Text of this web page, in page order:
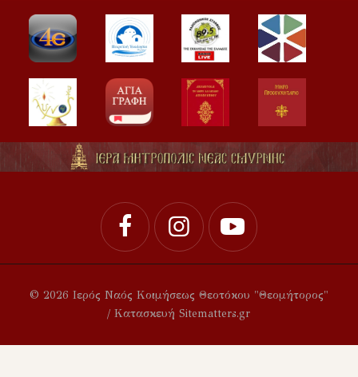
© 2026 Ιερός Ναός Κοιμήσεως Θεοτόκου "Θεομήτορος"
/ Κατασκευή Sitematters.gr